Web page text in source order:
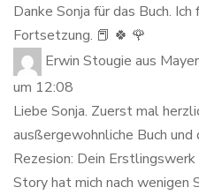
Danke Sonja für das Buch. Ich
Fortsetzung. 📕 🍀 🌹
Erwin Stougie aus
um 12:08
Liebe Sonja. Zuerst mal
ausßergewohnliche Buch
Rezesion: Dein
Story hat mich nach wenigen